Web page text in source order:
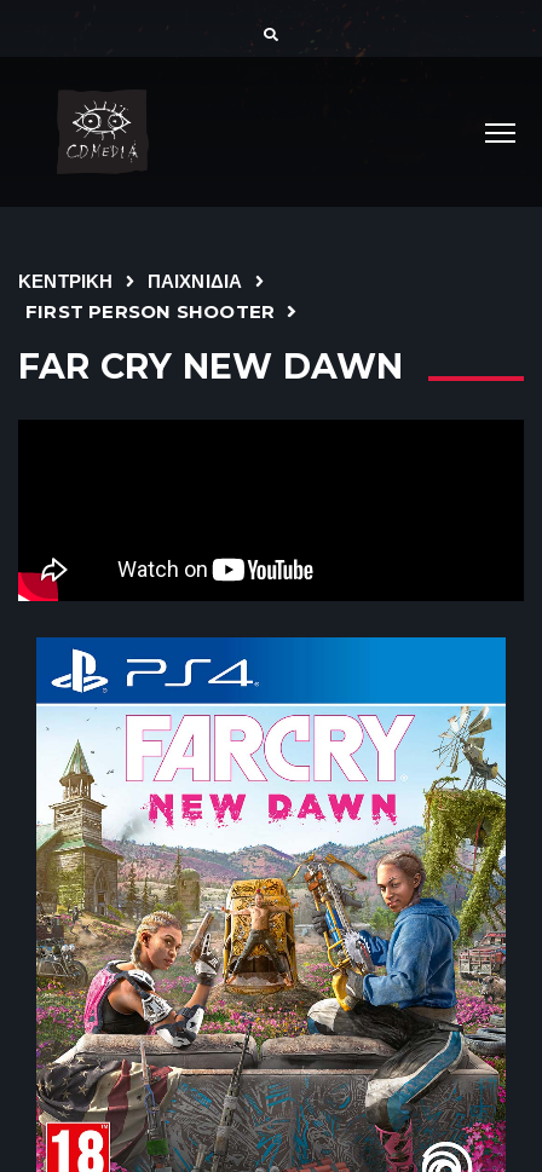
ΚΕΝΤΡΙΚΗ
ΠΑΙΧΝΙΔΙΑ
FIRST PERSON SHOOTER
FAR CRY NEW DAWN